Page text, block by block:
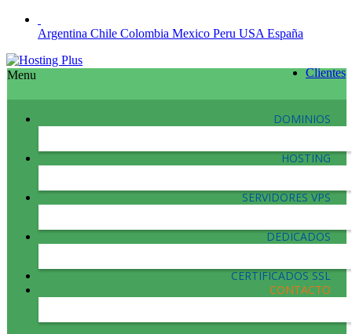
Argentina Chile Colombia Mexico Peru USA España
Clientes
Menu
DOMINIOS
HOSTING
SERVIDORES VPS
DEDICADOS
CERTIFICADOS SSL
CONTACTO